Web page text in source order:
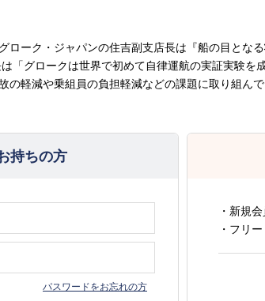
ーク・ジャパンの住吉副支店長は『船の目とな
グロークは世界で初めて自律運航の実証実験を
の軽減や乗組員の負担軽減などの課題に取り組んで
持ちの方
パスワードをお忘れの方
・新規
・フリ